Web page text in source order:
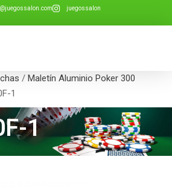
juegossalon
/ Maletín Aluminio Poker 300
1
1